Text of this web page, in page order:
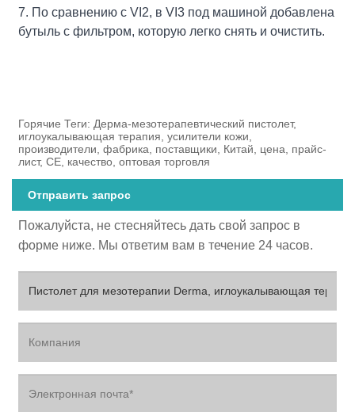
7. По сравнению с VI2, в VI3 под машиной добавлена
​​бутыль с фильтром, которую легко снять и очистить.
Горячие Теги: Дерма-мезотерапевтический пистолет,
иглоукалывающая терапия, усилители кожи,
производители, фабрика, поставщики, Китай, цена, прайс-
лист, CE, качество, оптовая торговля
Отправить запрос
Пожалуйста, не стесняйтесь дать свой запрос в
форме ниже. Мы ответим вам в течение 24 часов.